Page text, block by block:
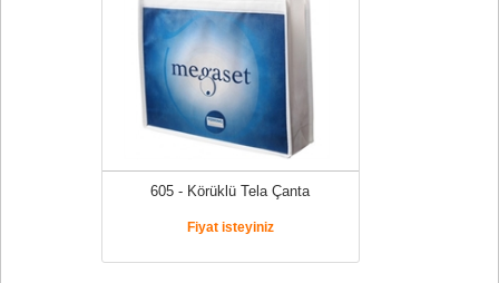
605 - Körüklü Tela Çanta
Fiyat isteyiniz